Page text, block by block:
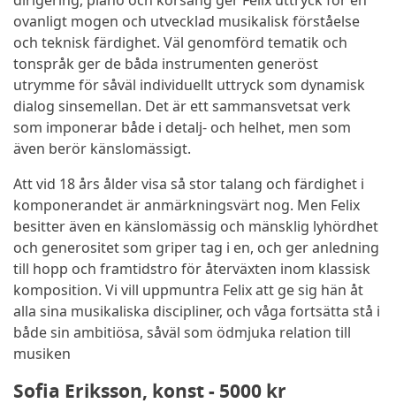
ovanligt mogen och utvecklad musikalisk förståelse
och teknisk färdighet. Väl genomförd tematik och
tonspråk ger de båda instrumenten generöst
utrymme för såväl individuellt uttryck som dynamisk
dialog sinsemellan. Det är ett sammansvetsat verk
som imponerar både i detalj- och helhet, men som
även berör känslomässigt.
Att vid 18 års ålder visa så stor talang och färdighet i
komponerandet är anmärkningsvärt nog. Men Felix
besitter även en känslomässig och mänsklig lyhördhet
och generositet som griper tag i en, och ger anledning
till hopp och framtidstro för återväxten inom klassisk
komposition. Vi vill uppmuntra Felix att ge sig hän åt
alla sina musikaliska discipliner, och våga fortsätta stå i
både sin ambitiösa, såväl som ödmjuka relation till
musiken
Sofia Eriksson, konst - 5000 kr